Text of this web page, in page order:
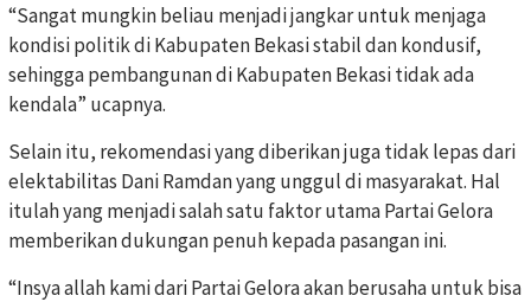
“Sangat mungkin beliau menjadi jangkar untuk menjaga
kondisi politik di Kabupaten Bekasi stabil dan kondusif,
sehingga pembangunan di Kabupaten Bekasi tidak ada
kendala” ucapnya.
Selain itu, rekomendasi yang diberikan juga tidak lepas dari
elektabilitas Dani Ramdan yang unggul di masyarakat. Hal
itulah yang menjadi salah satu faktor utama Partai Gelora
memberikan dukungan penuh kepada pasangan ini.
“Insya allah kami dari Partai Gelora akan berusaha untuk bisa